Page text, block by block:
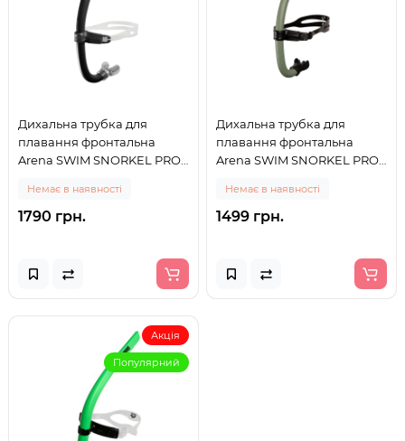
Дихальна трубка для
плавання фронтальна
Arena SWIM SNORKEL PRO
Немає в наявності
1790 грн.
Дихальна трубка для
плавання фронтальна
Arena SWIM SNORKEL PRO
Немає в наявності
1499 грн.
Акція
Популярний